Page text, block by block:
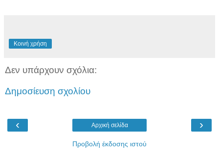
Κοινή χρήση
Δεν υπάρχουν σχόλια:
Δημοσίευση σχολίου
‹ ›
Αρχική σελίδα
Προβολή έκδοσης ιστού